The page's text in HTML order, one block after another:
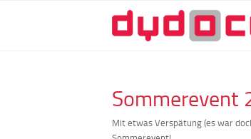
Sommerevent
Mit etwas Verspätung (es war